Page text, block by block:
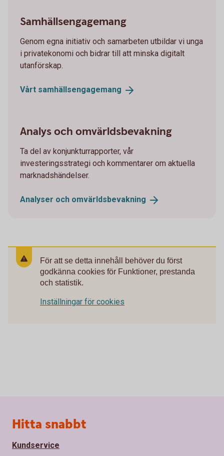
Samhällsengagemang
Genom egna initiativ och samarbeten utbildar vi unga
i privatekonomi och bidrar till att minska digitalt
utanförskap.
Vårt samhällsengagemang
Analys och omvärldsbevakning
Ta del av konjunkturrapporter, vår
investeringsstrategi och kommentarer om aktuella
marknadshändelser.
Analyser och omvärldsbevakning
För att se detta innehåll behöver du först
godkänna cookies för Funktioner, prestanda
och statistik.
Inställningar för cookies
Sidfot
Hitta snabbt
Kundservice